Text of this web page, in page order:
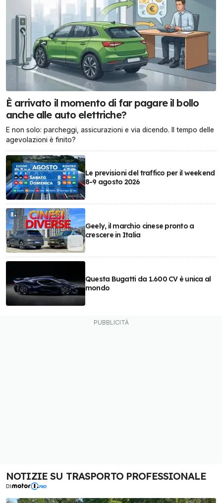
È arrivato il momento di far pagare il bollo
anche alle auto elettriche?
E non solo: parcheggi, assicurazioni e via dicendo. Il tempo delle
agevolazioni è finito?
Le previsioni del traffico per il weekend
8-9 agosto 2026
Geely, il marchio cinese pronto a
crescere in Italia
Questa Bugatti da 1.600 CV è unica al
mondo
NOTIZIE SU TRASPORTO PROFESSIONALE
DI